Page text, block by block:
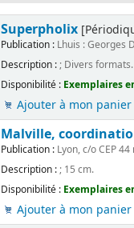
Superpholix
Publication : Lhuis : Georges
Description :; Divers
Disponibilité : Exemplaires
Ajouter à mon panier
Malville,
Publication : Lyon, c/o CEP
Description :; 15 cm.
Disponibilité : Exemplaires
Ajouter à mon panier